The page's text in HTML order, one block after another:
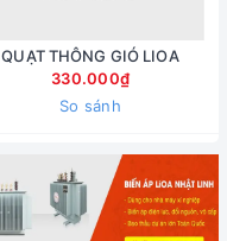
QUẠT THÔNG GIÓ LIOA
330.000₫
So sánh